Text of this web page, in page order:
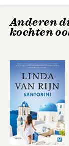
Anderen
kochten